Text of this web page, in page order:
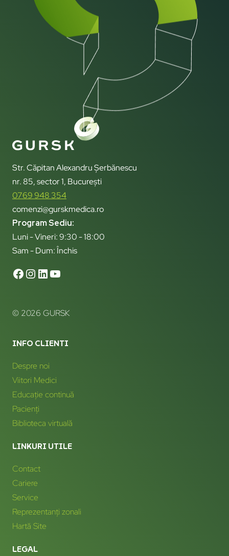
Str. Căpitan Alexandru Șerbănescu
nr. 85, sector 1, București
0769 948 354
comenzi@gurskmedica.ro
Program Sediu:
Luni - Vineri: 9:30 - 18:00
Sam - Dum: Închis
© 2026 GURSK
INFO CLIENTI
Despre noi
Viitori Medici
Educație continuă
Pacienți
Biblioteca virtuală
LINKURI UTILE
Contact
Cariere
Service
Reprezentanți zonali
Hartă Site
LEGAL